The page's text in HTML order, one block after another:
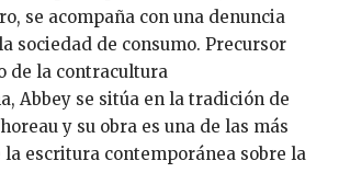
se acompaña con una denuncia
sociedad de consumo. Precursor
de la contracultura
Abbey se sitúa en la tradición de
y su obra es una de las más
la escritura contemporánea sobre la